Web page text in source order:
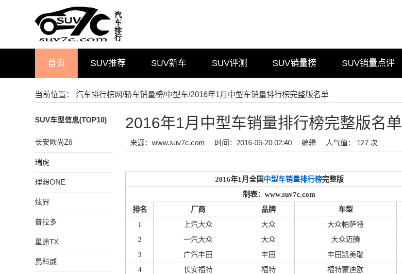
首页 SUV推荐 SUV新车 SUV评测 SUV销量榜 SUV销量点评
当前位置： 汽车排行榜网/轿车销量榜/中型车/2016年1月中型车销量排行榜完整版名单
SUV车型信息(TOP10)
长安欧尚Z6
瑞虎
理想ONE
炫界
普拉多
星途TX
昂科威
2016年1月中型车销量排行榜完整版名单
来源：www.suv7c.com 时间：2016-05-20 02:40 编辑 人气值： 127 次
2016年1月全国中型车销量排行榜完整版
制表：www.suv7c.com
排名
厂商 品牌 车型
1
上汽大众 大众 大众帕萨特
2
一汽大众 大众 大众迈腾
3
广汽丰田 丰田 丰田凯美瑞
4
长安福特 福特 福特蒙迪欧